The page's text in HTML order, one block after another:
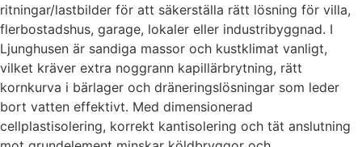
ritningar/lastbilder för att säkerställa rätt lösning för villa,
flerbostadshus, garage, lokaler eller industribyggnad. I
Ljunghusen är sandiga massor och kustklimat vanligt,
vilket kräver extra noggrann kapillärbrytning, rätt
kornkurva i bärlager och dräneringslösningar som leder
bort vatten effektivt. Med dimensionerad
cellplastisolering, korrekt kantisolering och tät anslutning